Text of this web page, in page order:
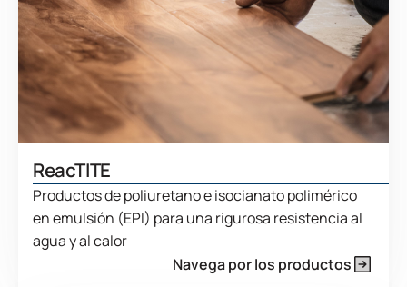
ReacTITE
Productos de poliuretano e isocianato polimérico
en emulsión (EPI) para una rigurosa resistencia al
agua y al calor
Navega por los productos